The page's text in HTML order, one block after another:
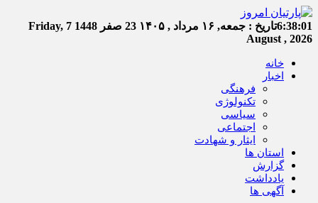
6:38:01تاریخ : جمعه, ۱۶ مرداد , ۱۴۰۵ 23 صفر 1448
Friday, 7
August , 2026
خانه
اخبار
فرهنگی
تکنولوژی
سیاسی
اجتماعی
ایثار و شهادت
استان ها
گزارش
یادداشت
آگهی ها